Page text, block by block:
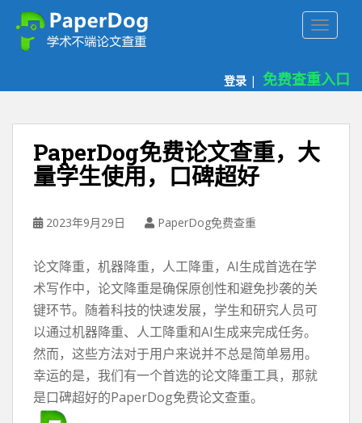
登录 | 免费查重入口
PaperDog免费论文查重，大
量学生使用，口碑超好
2023年9月29日 PaperDog免费查重
论文降重，机器降重，人工降重，AI生成首选在学
术写作中，论文降重是确保原创性和避免抄袭的关
键环节。随着科技的快速发展，学生和研究人员可
以通过机器降重、人工降重和AI生成来完成任务。
然而，这些方法对于用户来说并不总是简单易用。
幸运的是，我们有一个首选的论文降重工具，那就
是口碑超好的PaperDog免费论文查重。